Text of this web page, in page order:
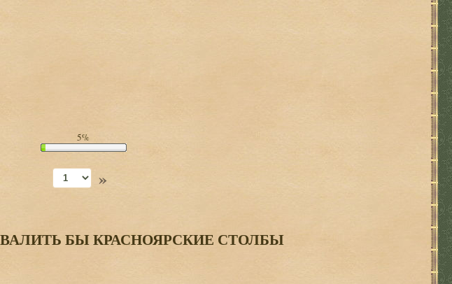
5%
»
БЫ КРАСНОЯРСКИЕ СТОЛБЫ